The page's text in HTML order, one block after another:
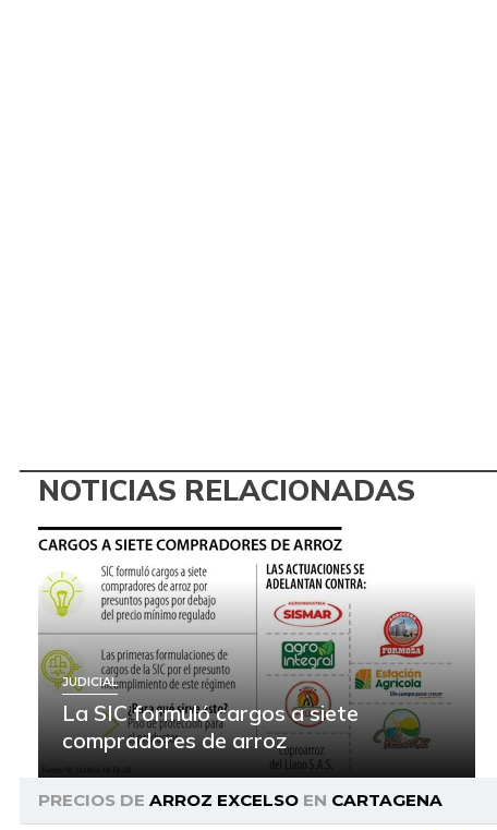
NOTICIAS RELACIONADAS
JUDICIAL
La SIC formuló cargos a siete
compradores de arroz
PRECIOS DE ARROZ EXCELSOEN CARTAGENA